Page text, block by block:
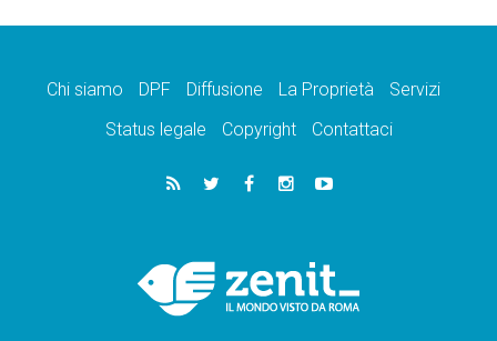
Chi siamo DPF Diffusione La Proprietà
Servizi
Status legale
Copyright Contattaci